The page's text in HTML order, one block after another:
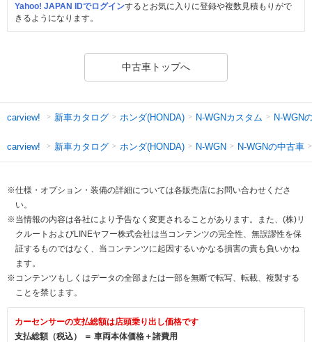
Yahoo! JAPAN IDでログインするとお気に入りに登録や複数見積もりがで
きるようになります。
中古車トップへ
carview! 新車カタログ ホンダ(HONDA) N-WGNカスタム N-WGN
carview! 新車カタログ ホンダ(HONDA) N-WGN N-WGNの中古車
※仕様・オプション・装備の詳細については各販売店にお問い合わせくださ
い。
※当情報の内容は各社により予告なく変更されることがあります。また、(株)リ
クルートおよびLINEヤフー株式会社は当コンテンツの完全性、無誤謬性を保
証するものではなく、当コンテンツに起因するいかなる損害の責も負いかね
ます。
※コンテンツもしくはデータの全部または一部を無断で転写、転載、複製する
ことを禁じます。
カーセンサーの支払総額は店頭乗り出し価格です
支払総額（税込） ＝ 車両本体価格＋諸費用